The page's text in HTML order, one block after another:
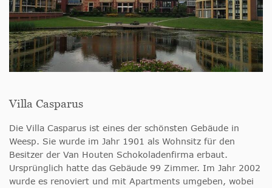
Villa Casparus
Die Villa Casparus ist eines der schönsten Gebäude in
Weesp. Sie wurde im Jahr 1901 als Wohnsitz für den
Besitzer der Van Houten Schokoladenfirma erbaut.
Ursprünglich hatte das Gebäude 99 Zimmer. Im Jahr 2002
wurde es renoviert und mit Apartments umgeben, wobei